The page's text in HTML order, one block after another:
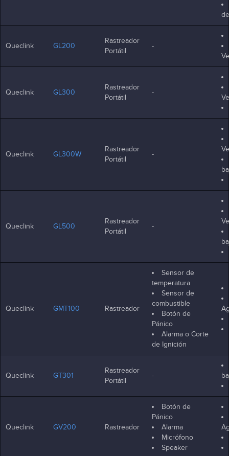
Queclink GL200
Rastreador
Portátil
-
Queclink GL300
Rastreador
Portátil
-
Queclink GL300W
Rastreador
Portátil
-
Queclink GL500
Rastreador
Portátil
-
Queclink GMT100 Rastreador
Sensor de
temperatura
Sensor de
combustible
Botón de
Pánico
Alarma o Corte
de Ignición
Queclink GT301
Rastreador
Portátil
-
Queclink GV200 Rastreador
Botón de
Pánico
Alarma
Micrófono
Speaker